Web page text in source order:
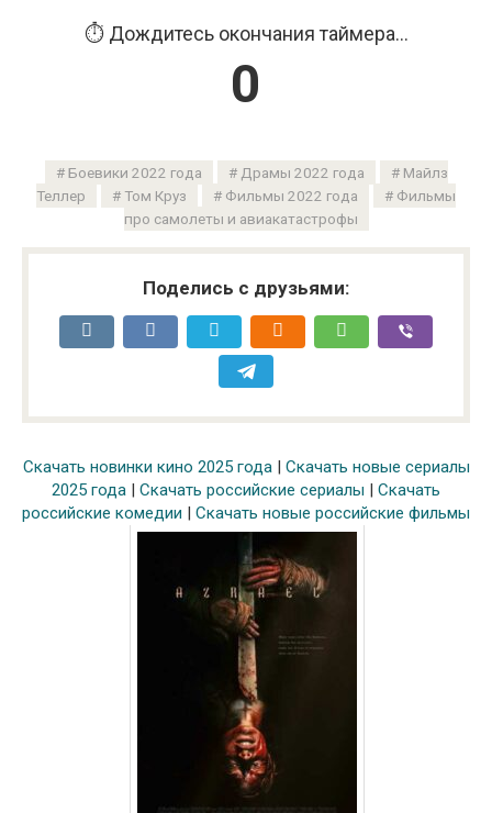
⏱️ Дождитесь окончания таймера...
0
Боевики 2022 года Драмы 2022 года
Майлз
Теллер
Том Круз Фильмы 2022 года
Фильмы
про самолеты и авиакатастрофы
Поделись с друзьями:
Скачать новинки кино 2025 года| Скачать новые сериалы
2025 года | Скачать российские сериалы | Скачать
российские комедии | Скачать новые российские фильмы